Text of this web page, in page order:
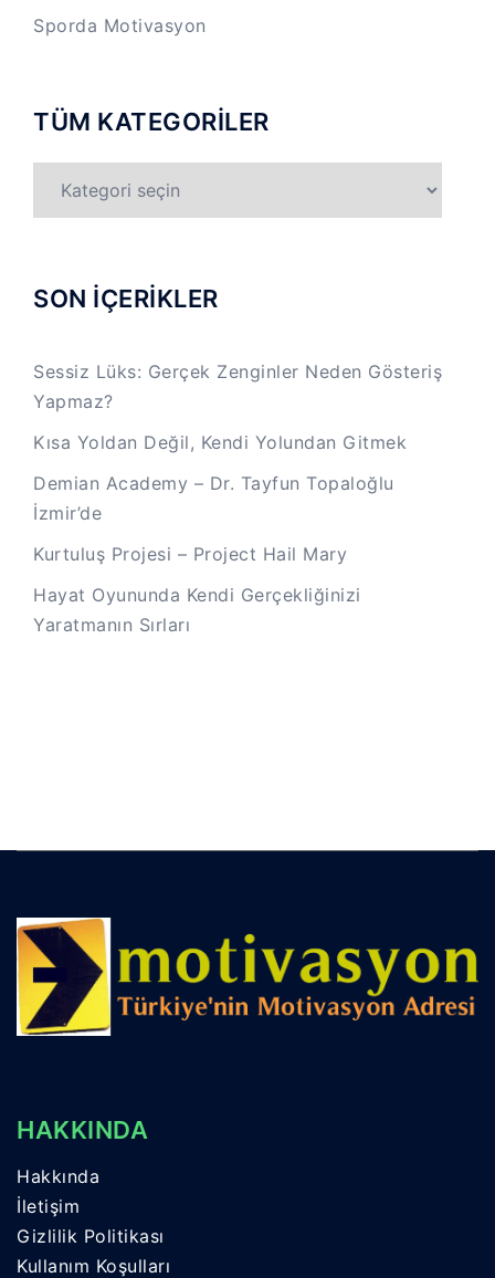
Sporda Motivasyon
TÜM KATEGORİLER
KATEGORİLER
SON İÇERİKLER
Sessiz Lüks: Gerçek Zenginler Neden Gösteriş
Yapmaz?
Kısa Yoldan Değil, Kendi Yolundan Gitmek
Demian Academy – Dr. Tayfun Topaloğlu
İzmir’de
Kurtuluş Projesi – Project Hail Mary
Hayat Oyununda Kendi Gerçekliğinizi
Yaratmanın Sırları
HAKKINDA
Hakkında
İletişim
Gizlilik Politikası
Kullanım Koşulları